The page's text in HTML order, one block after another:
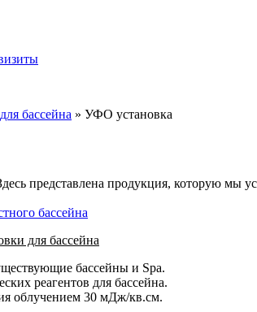
бассейна » УФО установка
представлена продукция, которую мы
для бассейна
бассейны и Spa.
реагентов для бассейна.
облучением 30 мДж/кв.см.